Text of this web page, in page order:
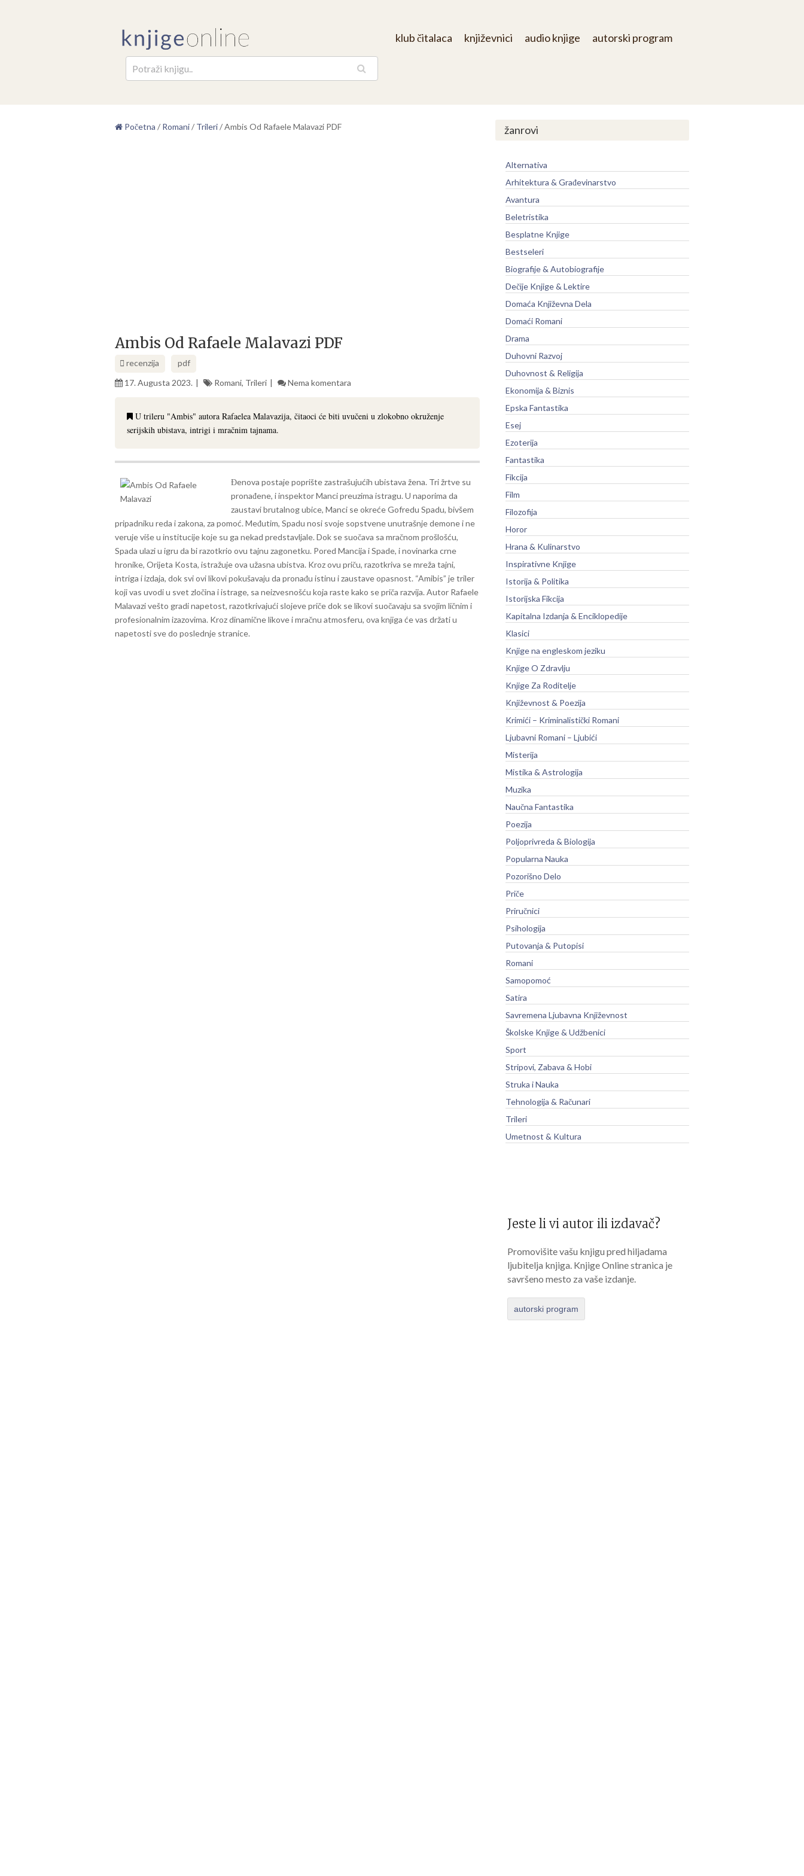
klub čitalaca književnici audio knjige autorski program
Početna / Romani/ Trileri/Ambis Od Rafaele Malavazi PDF
Ambis Od Rafaele Malavazi PDF
recenzija
pdf
17. Augusta 2023.
Romani, Trileri Nema komentara
U trileru "Ambis" autora Rafaelea Malavazija, čitaoci će biti uvučeni u zlokobno okruženje
serijskih ubistava, intrigi i mračnim tajnama.
Đenova postaje poprište zastrašujućih ubistava žena. Tri žrtve su
pronađene, i inspektor Manci preuzima istragu. U naporima da
zaustavi brutalnog ubice, Manci se okreće Gofredu Spadu, bivšem
pripadniku reda i zakona, za pomoć. Međutim, Spadu nosi svoje sopstvene unutrašnje demone i ne
veruje više u institucije koje su ga nekad predstavljale. Dok se suočava sa mračnom prošlošću,
Spada ulazi u igru da bi razotkrio ovu tajnu zagonetku. Pored Mancija i Spade, i novinarka crne
hronike, Orijeta Kosta, istražuje ova užasna ubistva. Kroz ovu priču, razotkriva se mreža tajni,
intriga i izdaja, dok svi ovi likovi pokušavaju da pronađu istinu i zaustave opasnost. “Amibis” je triler
koji vas uvodi u svet zločina i istrage, sa neizvesnošću koja raste kako se priča razvija. Autor Rafaele
Malavazi vešto gradi napetost, razotkrivajući slojeve priče dok se likovi suočavaju sa svojim ličnim i
profesionalnim izazovima. Kroz dinamične likove i mračnu atmosferu, ova knjiga će vas držati u
napetosti sve do poslednje stranice.
žanrovi
Alternativa
Arhitektura & Građevinarstvo
Avantura
Beletristika
Besplatne Knjige
Bestseleri
Biografije & Autobiografije
Dečije Knjige & Lektire
Domaća Književna Dela
Domaći Romani
Drama
Duhovni Razvoj
Duhovnost & Religija
Ekonomija & Biznis
Epska Fantastika
Esej
Ezoterija
Fantastika
Fikcija
Film
Filozofija
Horor
Hrana & Kulinarstvo
Inspirativne Knjige
Istorija & Politika
Istorijska Fikcija
Kapitalna Izdanja & Enciklopedije
Klasici
Knjige na engleskom jeziku
Knjige O Zdravlju
Knjige Za Roditelje
Književnost & Poezija
Krimići – Kriminalistički Romani
Ljubavni Romani – Ljubići
Misterija
Mistika & Astrologija
Muzika
Naučna Fantastika
Poezija
Poljoprivreda & Biologija
Popularna Nauka
Pozorišno Delo
Priče
Priručnici
Psihologija
Putovanja & Putopisi
Romani
Samopomoć
Satira
Savremena Ljubavna Književnost
Školske Knjige & Udžbenici
Sport
Stripovi, Zabava & Hobi
Struka i Nauka
Tehnologija & Računari
Trileri
Umetnost & Kultura
Jeste li vi autor ili izdavač?
Promovišite vašu knjigu pred hiljadama
ljubitelja knjiga. Knjige Online stranica je
savršeno mesto za vaše izdanje.
autorski program